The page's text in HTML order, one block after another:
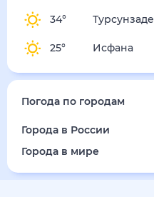
34° Турсунзаде
25° Исфана
Погода по городам
Города в России
Города в мире